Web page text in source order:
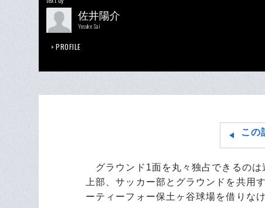
佐井陽介
Yosuke Sai
PROFILE
この
グラウンド1面を丸々独占できるのは
上部、サッカー部とグラウンドを共用
ーティーフォー保土ヶ谷球場を借りな